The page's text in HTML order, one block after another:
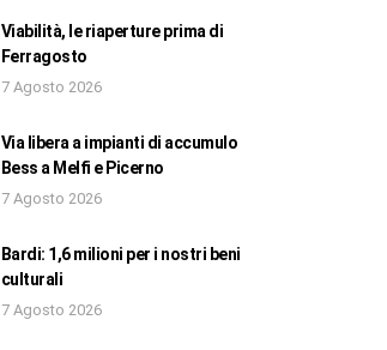
Viabilità, le riaperture prima di
Ferragosto
7 Agosto 2026
Via libera a impianti di accumulo
Bess a Melfi e Picerno
7 Agosto 2026
Bardi: 1,6 milioni per i nostri beni
culturali
7 Agosto 2026